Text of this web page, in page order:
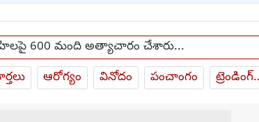
600 మంది అత్యాచారం చేశారు...
ఆరోగ్యం వినోదం పంచాంగం